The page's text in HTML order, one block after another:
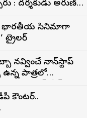
: దర్శకుడు అరుణ్
భారతీయ సినిమాగా
ట్రైలర్
నవ్వించే నాన్‌స్టాప్
ఉన్న పాత్రలో
కౌంటర్..